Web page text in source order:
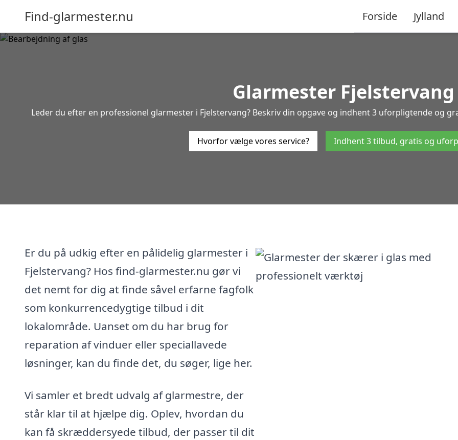
Find-glarmester.nu Forside Jylland
Glarmester Fjelstervang
Leder du efter en professionel glarmester i Fjelstervang? Beskriv din opgave og indhent 3 uforpligtende og
Hvorfor vælge vores service? Indhent 3 tilbud, gratis og
Er du på udkig efter en pålidelig glarmester i
Fjelstervang? Hos find-glarmester.nu gør vi
det nemt for dig at finde såvel erfarne fagfolk
som konkurrencedygtige tilbud i dit
lokalområde. Uanset om du har brug for
reparation af vinduer eller speciallavede
løsninger, kan du finde det, du søger, lige her.
Vi samler et bredt udvalg af glarmestre, der
står klar til at hjælpe dig. Oplev, hvordan du
kan få skræddersyede tilbud, der passer til dit